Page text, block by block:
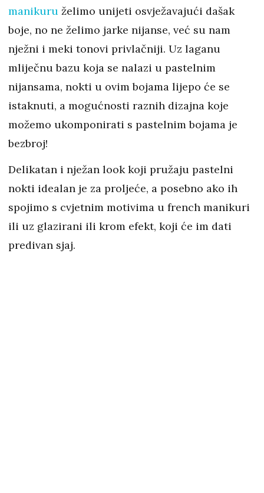
manikuru želimo unijeti osvježavajući dašak
boje, no ne želimo jarke nijanse, već su nam
nježni i meki tonovi privlačniji. Uz laganu
mliječnu bazu koja se nalazi u pastelnim
nijansama, nokti u ovim bojama lijepo će se
istaknuti, a mogućnosti raznih dizajna koje
možemo ukomponirati s pastelnim bojama je
bezbroj!
Delikatan i nježan look koji pružaju pastelni
nokti idealan je za proljeće, a posebno ako ih
spojimo s cvjetnim motivima u french manikuri
ili uz glazirani ili krom efekt, koji će im dati
predivan sjaj.